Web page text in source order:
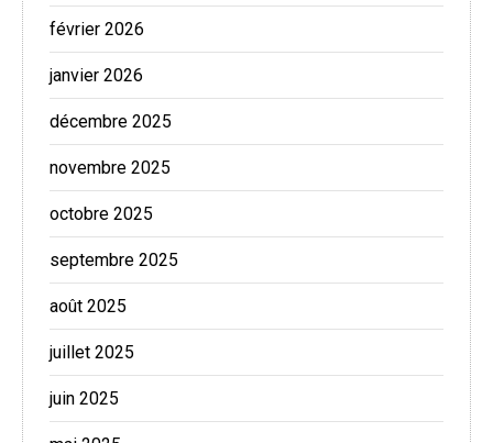
février 2026
janvier 2026
décembre 2025
novembre 2025
octobre 2025
septembre 2025
août 2025
juillet 2025
juin 2025